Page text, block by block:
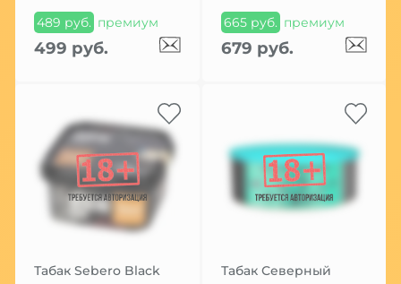
489 руб. премиум
499 руб.
665 руб. премиум
679 руб.
Табак Sebero Black
Табак Северный